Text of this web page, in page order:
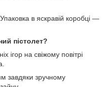
в яскравій коробці —
пістолет?
ігор на свіжому повітрі
завдяки зручному